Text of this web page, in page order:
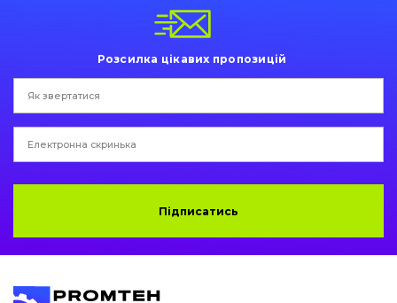
Захист (ковша, адаптера)
Пальці та Втулки
Гідравліка
написати
листа
Розсилка цікавих пропозицій
Підписатись